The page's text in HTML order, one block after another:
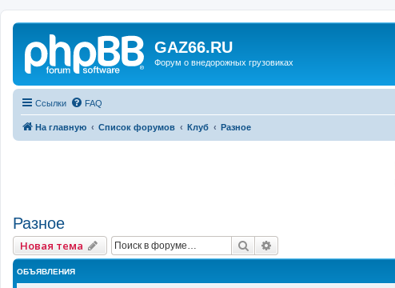
GAZ66.RU
Форум о внедорожных грузовиках
Ссылки FAQ
На главную Список форумов Клуб Разное
Разное
Новая тема Поиск
ОБЪЯВЛЕНИЯ